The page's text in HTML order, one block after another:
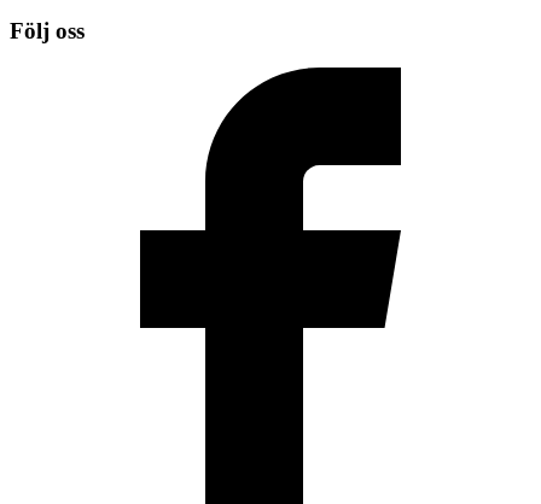
Följ oss